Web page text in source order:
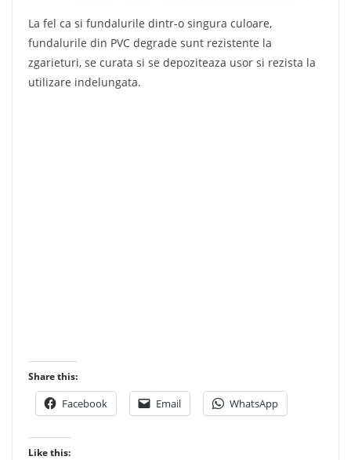
La fel ca si fundalurile dintr-o singura culoare,
fundalurile din PVC degrade sunt rezistente la
zgarieturi, se curata si se depoziteaza usor si rezista la
utilizare indelungata.
Share this:
Facebook Email WhatsApp
Like this: